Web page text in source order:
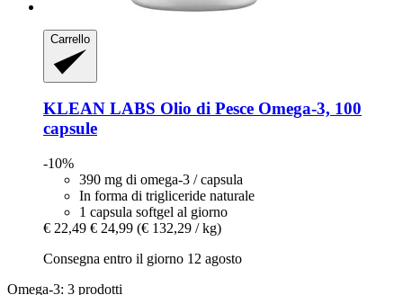
Carrello
KLEAN LABS Olio di Pesce Omega-​3, 100
capsule
-10%
390 mg di omega-3 / capsula
In forma di trigliceride naturale
1 capsula softgel al giorno
€ 22,49 € 24,99 (€ 132,29 / kg)
Consegna entro il giorno 12 agosto
Omega-3: 3 prodotti